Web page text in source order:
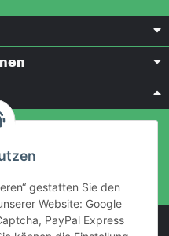
gestatten Sie den
Website: Google
PayPal Express